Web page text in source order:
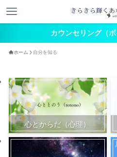
カウンセリング（ボ
ホーム 自分を知る
心とからだ（心理）